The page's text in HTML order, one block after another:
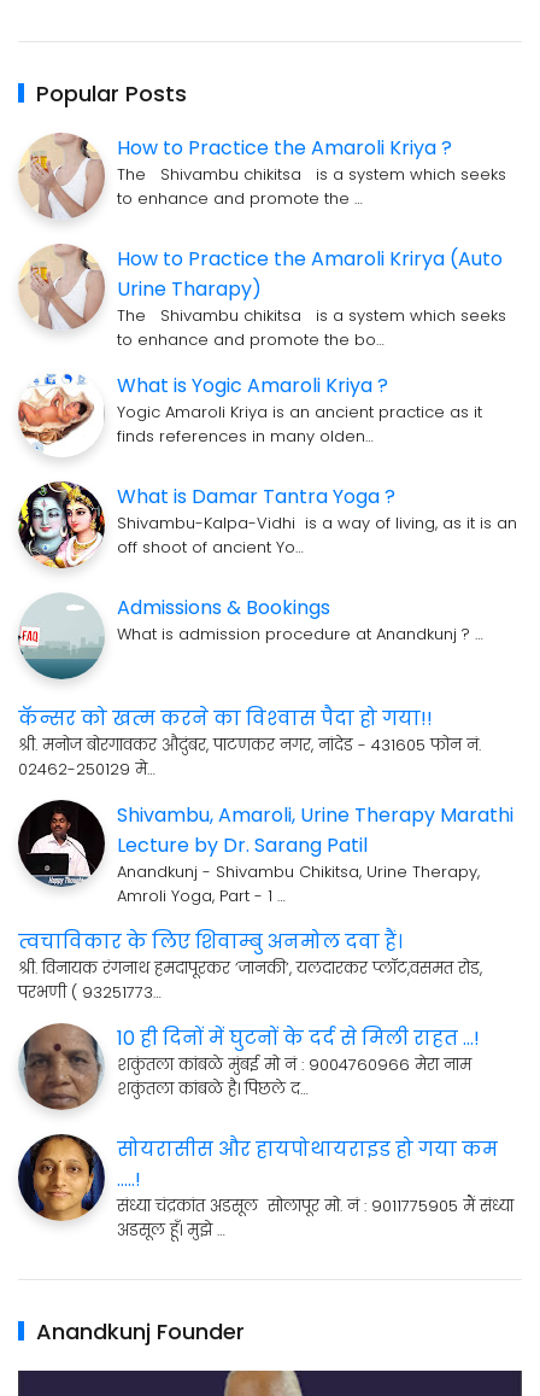
Popular Posts
How to Practice the Amaroli Kriya ?
The Shivambu chikitsa is a system which seeks
to enhance and promote the …
How to Practice the Amaroli Krirya (Auto
Urine Tharapy)
The Shivambu chikitsa is a system which seeks
to enhance and promote the bo…
What is Yogic Amaroli Kriya ?
Yogic Amaroli Kriya is an ancient practice as it
finds references in many olden…
What is Damar Tantra Yoga ?
Shivambu-Kalpa-Vidhi is a way of living, as it is an
off shoot of ancient Yo…
Admissions & Bookings
What is admission procedure at Anandkunj ? …
कॅन्सर को खत्म करने का विश्‍वास पैदा हो गया!!
श्री. मनोज बोरगावकर औदुंबर, पाटणकर नगर, नांदेड - 431605 फोन नं.
02462-250129 मे…
Shivambu, Amaroli, Urine Therapy Marathi
Lecture by Dr. Sarang Patil
Anandkunj - Shivambu Chikitsa, Urine Therapy,
Amroli Yoga, Part - 1 …
त्वचाविकार के लिए शिवाम्बु अनमोल दवा हैं।
श्री. विनायक रंगनाथ हमदापूरकर ’जानकी’, यलदारकर प्लॉट,वसमत रोड,
परभणी ( 93251773…
10 ही दिनों में घुटनों के दर्द से मिली राहत ...!
शकुंतला कांबळे मुंबई मो नं : 9004760966 मेरा नाम
शकुंतला कांबळे है। पिछले द…
सोयरासीस और हायपोथायराइड हो गया कम
.....!
संध्या चंद्रकांत अडसूल सोलापूर मो. नं : 9011775905 मैं संध्या
अडसूल हूँ। मुझे …
Anandkunj Founder